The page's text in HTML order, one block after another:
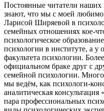
Постоянные читатели
знают, что мы с моей
Ларисой Ширяевой в
семейных отношениях кое-
психологическое
психологии в институте, а у
факультета психологии.
официальном браке друг с
семейной психологии.
мы ведём, как психологи-
аналитическая
пара профессиональных